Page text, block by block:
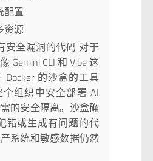
配置
资源
安全漏洞的代码 对于
Gemini CLI 和 Vibe 这
Docker 的沙盒的工具
组织中安全部署 AI
的安全隔离。沙盒确
错或生成有问题的代
系统和敏感数据仍然